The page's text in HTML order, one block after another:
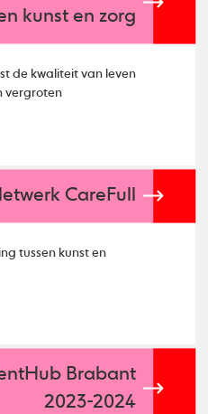
kunst en zorg
de kwaliteit van leven
vergroten
CareFull
tussen kunst en
Brabant
2023-2024